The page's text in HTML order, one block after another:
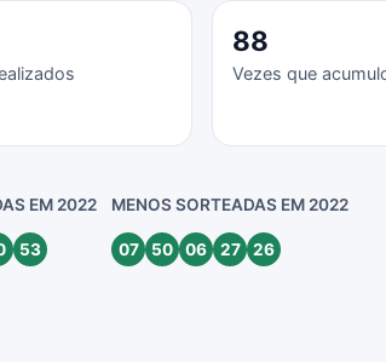
88
Vezes que
EM 2022
53
MENOS SORTEADAS EM 2022
07 50 06 27 26